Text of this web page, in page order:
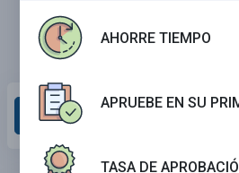
AHORRE TIEMPO
APRUEBE EN SU
TASA DE